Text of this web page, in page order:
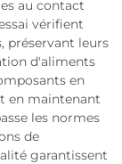
au contact
vérifient
préservant leurs
d'aliments
en
en maintenant
les normes
de
garantissent